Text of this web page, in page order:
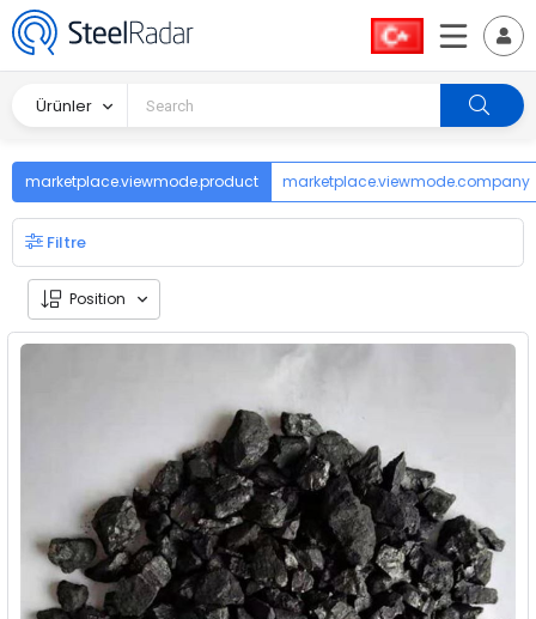
Ürünler
marketplace.viewmode.product marketplace.viewmode.company
Filtre
Position